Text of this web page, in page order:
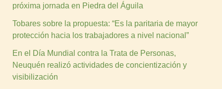
próxima jornada en Piedra del Águila
Tobares sobre la propuesta: “Es la paritaria de mayor
protección hacia los trabajadores a nivel nacional”
En el Día Mundial contra la Trata de Personas,
Neuquén realizó actividades de concientización y
visibilización